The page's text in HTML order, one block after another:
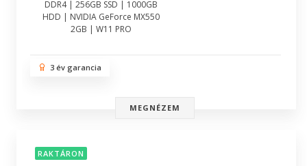
DDR4 | 256GB SSD | 1000GB
HDD | NVIDIA GeForce MX550
2GB | W11 PRO
3 év garancia
MEGNÉZEM
RAKTÁRON